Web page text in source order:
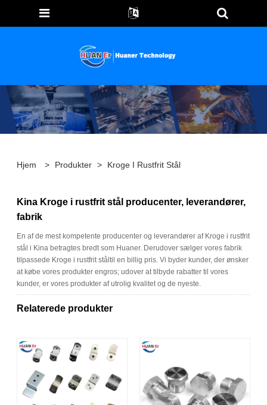
Hjem > Produkter > Kroge I Rustfrit Stål
Kina Kroge i rustfrit stål producenter, leverandører,
fabrik
En af de mest kompetente producenter og leverandører af Kroge i rustfrit
stål i Kina betragtes bredt som Huaner. Derudover sælger vores fabrik
tilpassede Kroge i rustfrit ståltil en billig pris. Vi byder kunder, der ønsker
at købe vores produkter engros; udover at tilbyde rabatter til vores
kunder, er vores produkter af utrolig kvalitet og de nyeste.
Relaterede produkter